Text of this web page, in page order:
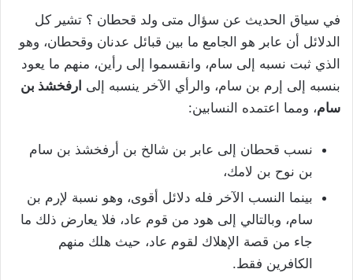
في سياق الحديث عن سؤال متى ولد قحطان ؟ تشير كل
الدلائل أن عابر هو الجامع ما بين قبائل عدنان وقحطان، وهو
الذي ثبت نسبه إلى سام، وانقسموا إلى رأين، منهم ما يعود
بنسبه إلى إرم بن سام، والرأي الآخر ينسبه إلى ارفخشذ بن
سام، ومما اعتمده النسابين:
نسب قحطان إلى عابر بن شالخ بن أرفخشذ بن سام
بن نوح بن لامك،
بينما النسب الآخر فله دلائل أقوى، وهو نسبة لإرم بن
سام، وبالتالي إلى هود من قوم عاد، فلا يعارض ذلك ما
جاء من قصة الإهلاك لقوم عاد، حيث هلك منهم
الكافرين فقط.